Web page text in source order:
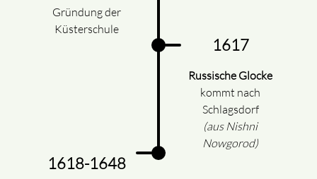
Gründung der
Küsterschule
1617
Russische Glocke
kommt nach
Schlagsdorf
(aus Nishni
Nowgorod)
1618-1648